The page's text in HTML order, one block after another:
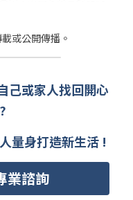
或公開傳播。
己或家人找回開心
量身打造新生活 !
業諮詢